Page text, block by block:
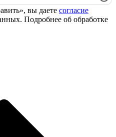
вы даете согласие
Подробнее об обработке